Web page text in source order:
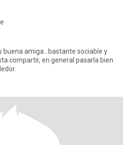
buena amiga...bastante sociable y
compartir, en general pasarla bien